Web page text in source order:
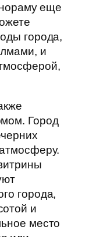
еще
города,
и
Город
города,
и
место